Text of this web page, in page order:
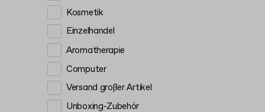
Kosmetik
Einzelhandel
Aromatherapie
Computer
Versand großer Artikel
Unboxing-Zubehör